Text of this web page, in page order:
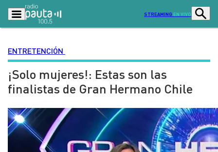
STREAMING EN VIVO
Podcasts
Lo Último Actualidad
Ciudad Economía
Radio en vivo Sostenibilidad
Tendencias Deportes
ENTRETENCIÓN
¡Solo mujeres!: Estas son las
finalistas de Gran Hermano Chile